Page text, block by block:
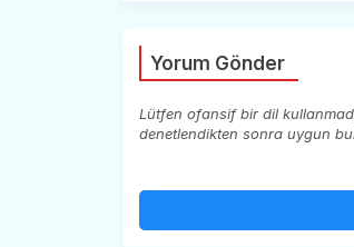
Yorum Gönder
Lütfen ofansif bir dil
denetlendikten sonra uygun